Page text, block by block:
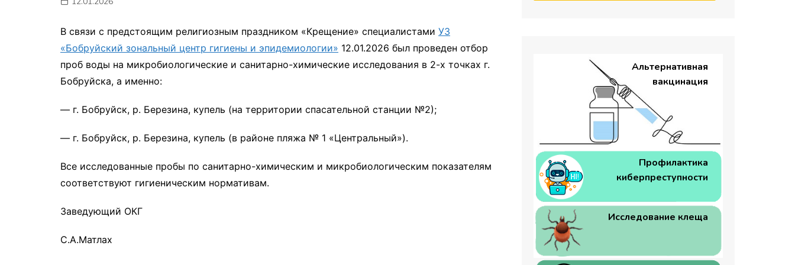
В связи с предстоящим религиозным праздником «Крещение» специалистами УЗ
«Бобруйский зональный центр гигиены и эпидемиологии» 12.01.2026 был проведен отбор
проб воды на микробиологические и санитарно-химические исследования в 2-х точках г.
Бобруйска, а именно:
— г. Бобруйск, р. Березина, купель (на территории спасательной станции №2);
— г. Бобруйск, р. Березина, купель (в районе пляжа № 1 «Центральный»).
Все исследованные пробы по санитарно-химическим и микробиологическим показателям
соответствуют гигиеническим нормативам.
Заведующий ОКГ
С.А.Матлах
Альтернативная
вакцинация
Профилактика
киберпреступности
Исследование клеща